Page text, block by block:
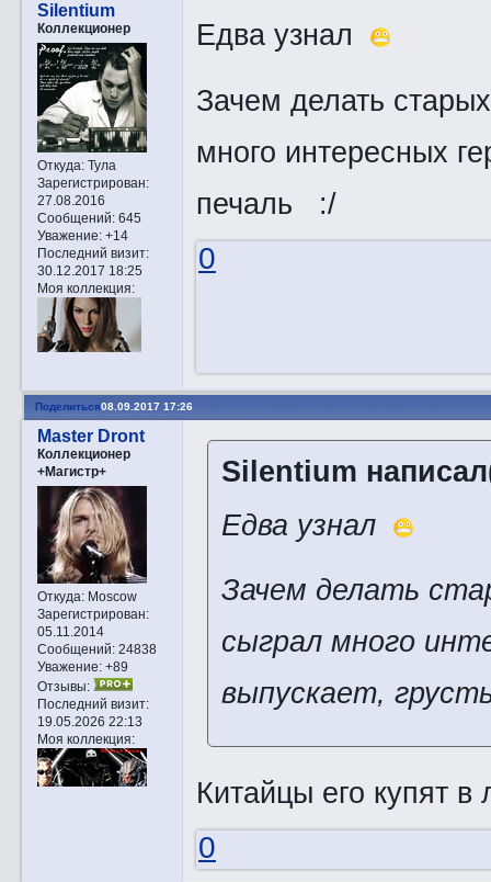
Silentium
Коллекционер
Откуда:Тула
Зарегистрирован:
27.08.2016
Сообщений:645
Уважение: +14
Последний визит:
30.12.2017 18:25
Моя коллекция:
Едва узнал
Зачем делать
много интересных
печаль :/
0
Поделиться08.09.2017 17:26
Master Dront
Коллекционер
+Магистр+
Откуда:Moscow
Зарегистрирован:
05.11.2014
Сообщений:24838
Уважение: +89
Отзывы:
Последний визит:
19.05.2026 22:13
Моя коллекция:
Silentium
Едва узнал
Зачем делать
сыграл много
выпускает,
Китайцы его купят
0